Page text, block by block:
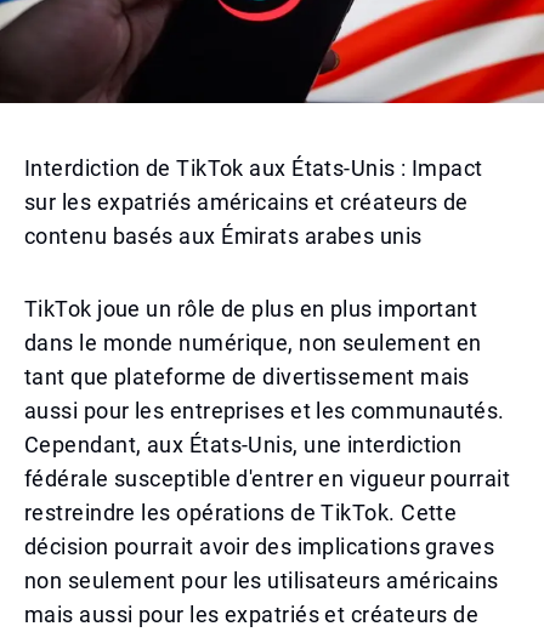
Interdiction de TikTok aux États-Unis : Impact
sur les expatriés américains et créateurs de
contenu basés aux Émirats arabes unis
TikTok joue un rôle de plus en plus important
dans le monde numérique, non seulement en
tant que plateforme de divertissement mais
aussi pour les entreprises et les communautés.
Cependant, aux États-Unis, une interdiction
fédérale susceptible d'entrer en vigueur pourrait
restreindre les opérations de TikTok. Cette
décision pourrait avoir des implications graves
non seulement pour les utilisateurs américains
mais aussi pour les expatriés et créateurs de